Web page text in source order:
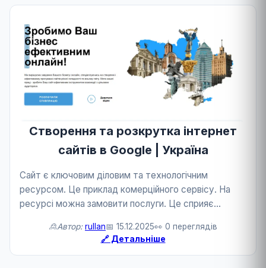
Створення та розкрутка інтернет
сайтів в Google | Україна
Сайт є ключовим діловим та технологічним
ресурсом. Це приклад комерційного сервісу. На
ресурсі можна замовити послуги. Це сприяє
🙎Автор: rullan📅 15.12.2025👀 0 переглядів
🔗 Детальніше